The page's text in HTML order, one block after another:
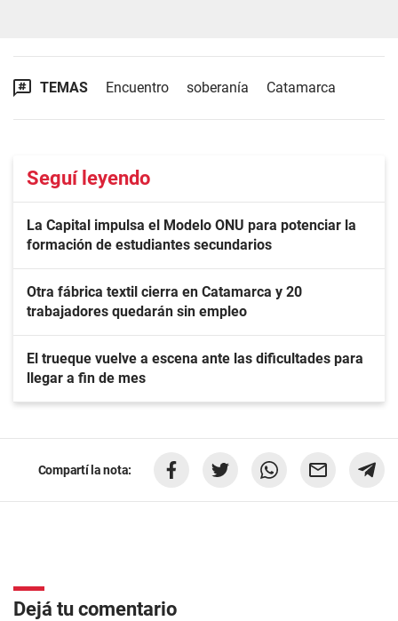
TEMAS Encuentro soberanía Catamarca
Seguí leyendo
La Capital impulsa el Modelo ONU para potenciar la
formación de estudiantes secundarios
Otra fábrica textil cierra en Catamarca y 20
trabajadores quedarán sin empleo
El trueque vuelve a escena ante las dificultades para
llegar a fin de mes
Compartí la nota:
Dejá tu comentario